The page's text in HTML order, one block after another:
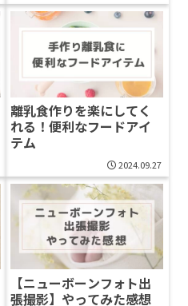
離乳食作りを楽にしてく
れる！便利なフードアイ
テム
2024.09.27
【ニューボーンフォト出
張撮影】やってみた感想